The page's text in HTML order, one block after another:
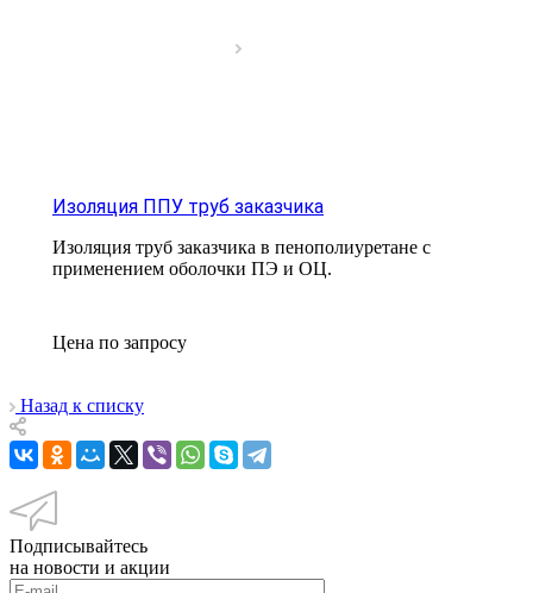
Изоляция ППУ труб заказчика
Изоляция труб заказчика в пенополиуретане с
применением оболочки ПЭ и ОЦ.
Цена по запросу
Назад к списку
Подписывайтесь
на новости и акции